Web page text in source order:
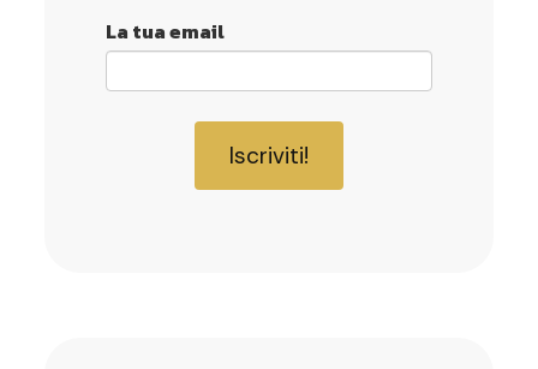
La tua email
Iscriviti!